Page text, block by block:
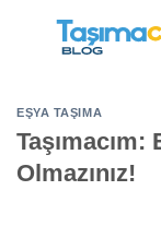
EŞYA TAŞIMA
Taşımacım:
Olmazınız!